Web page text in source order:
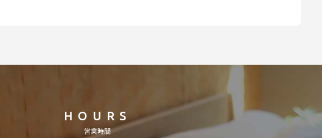
HOURS
営業時間